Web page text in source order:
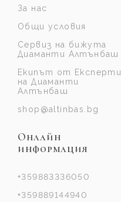
За нас
Общи условия
Сервиз на бижута
Диаманти Алтънбаш
Екипът от Експерти
на Диаманти
Алтънбаш
shop@altinbas.bg
Онлайн
информация
+359883336050
+359889144940